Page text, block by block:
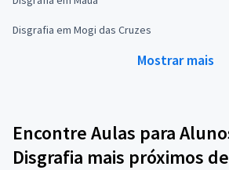
Disgrafia em Mogi das Cruzes
Mostrar mais
Encontre Aulas para
Disgrafia mais próximos